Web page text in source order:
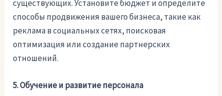
существующих. Установите бюджет и определите
способы продвижения вашего бизнеса, такие как
реклама в социальных сетях, поисковая
оптимизация или создание партнерских
отношений.
5. Обучение и развитие персонала